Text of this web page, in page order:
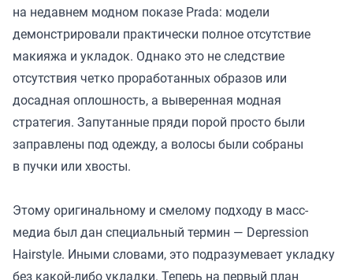
на недавнем модном показе Prada: модели
демонстрировали практически полное отсутствие
макияжа и укладок. Однако это не следствие
отсутствия четко проработанных образов или
досадная оплошность, а выверенная модная
стратегия. Запутанные пряди порой просто были
заправлены под одежду, а волосы были собраны
в пучки или хвосты.
Этому оригинальному и смелому подходу в масс-
медиа был дан специальный термин — Depression
Hairstyle. Иными словами, это подразумевает укладку
без какой-либо укладки. Теперь на первый план